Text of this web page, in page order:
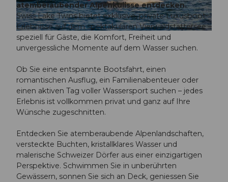
© Swiss Lake Twins / Alfonso Ochoa | KI-optimiert |CC-BY-NC-ND
atemberaubender Alpenkulisse entdecken.
Swiss Lake Twins bietet exklusive, private Luxusboot-
Erlebnisse auf dem spektakulären Vierwaldstättersee –
speziell für Gäste, die Komfort, Freiheit und
unvergessliche Momente auf dem Wasser suchen.
Ob Sie eine entspannte Bootsfahrt, einen
romantischen Ausflug, ein Familienabenteuer oder
einen aktiven Tag voller Wassersport suchen – jedes
Erlebnis ist vollkommen privat und ganz auf Ihre
Wünsche zugeschnitten.
Entdecken Sie atemberaubende Alpenlandschaften,
versteckte Buchten, kristallklares Wasser und
malerische Schweizer Dörfer aus einer einzigartigen
Perspektive. Schwimmen Sie in unberührten
Gewässern, sonnen Sie sich an Deck, geniessen Sie